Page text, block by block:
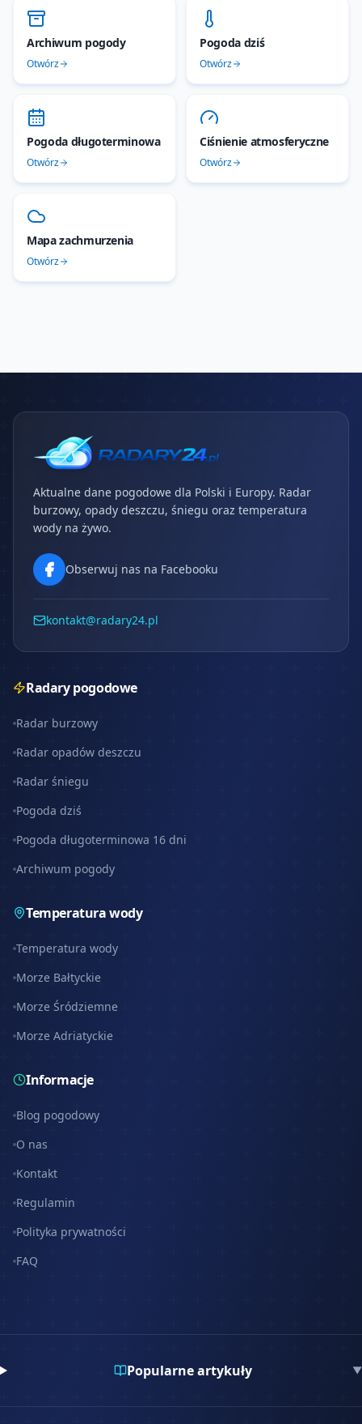
Archiwum pogody
Otwórz
Pogoda dziś
Otwórz
Pogoda długoterminowa
Otwórz
Ciśnienie atmosferyczne
Otwórz
Mapa zachmurzenia
Otwórz
Aktualne dane pogodowe dla Polski i Europy. Radar
burzowy, opady deszczu, śniegu oraz temperatura
wody na żywo.
Obserwuj nas na Facebooku
kontakt@radary24.pl
Radary pogodowe
Radar burzowy
Radar opadów deszczu
Radar śniegu
Pogoda dziś
Pogoda długoterminowa 16 dni
Archiwum pogody
Temperatura wody
Temperatura wody
Morze Bałtyckie
Morze Śródziemne
Morze Adriatyckie
Informacje
Blog pogodowy
O nas
Kontakt
Regulamin
Polityka prywatności
FAQ
Popularne artykuły ▼